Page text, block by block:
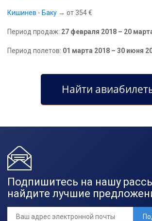
Кишинев - Баку → от 354 €
Период продаж: 27 февраля 2018 – 20
Период полетов: 01 марта 2018 – 30 июня
Найти
Подпишитесь на нашу
найдите лучшие